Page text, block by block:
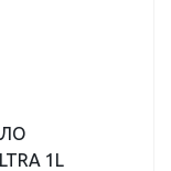
1L